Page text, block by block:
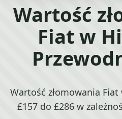
Wartość
Fiat w
Wartość złomowania
£157 do £286 w